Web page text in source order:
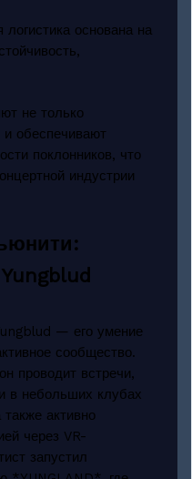
логистика основана на
не только
и обеспечивают
поклонников, что
индустрии
— его умение
сообщество.
проводит встречи,
в небольших клубах
активно
через VR-
запустил